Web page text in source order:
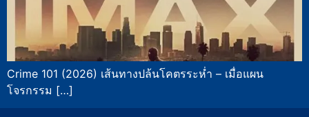
Crime 101 (2026) เส้นทางปล้นโคตรระห่ำ – เมื่อแผน
โจรกรรม […]